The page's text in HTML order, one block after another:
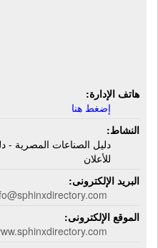
هاتف الإدارة:
إضغط هنا
النشاط:
دليل الصناعات المصرية
للأعلان
البريد الإلكترونى:
الموقع الإلكترونى: